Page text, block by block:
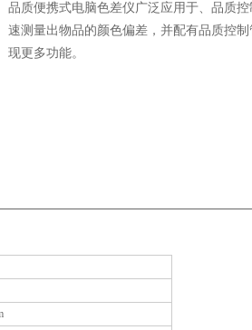
品质便携式电脑色差仪广泛应用于、品质
速测量出物品的颜色偏差，并配有品质控
现更多功能。